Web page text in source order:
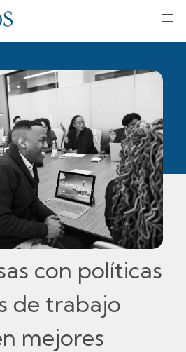
con políticas
de trabajo
mejores